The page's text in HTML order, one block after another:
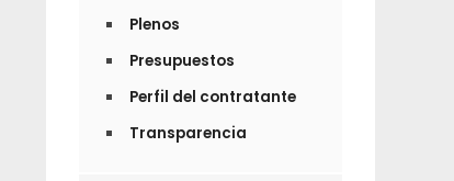
Plenos
Presupuestos
Perfil del contratante
Transparencia